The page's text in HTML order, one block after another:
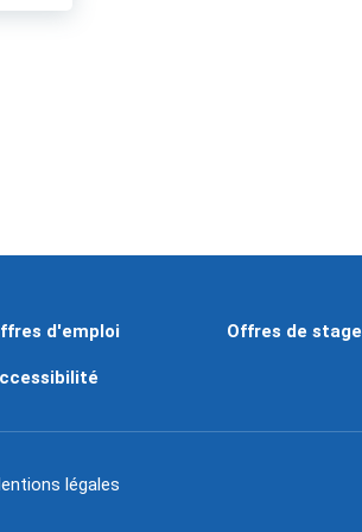
d'emploi Offres de stage
légales